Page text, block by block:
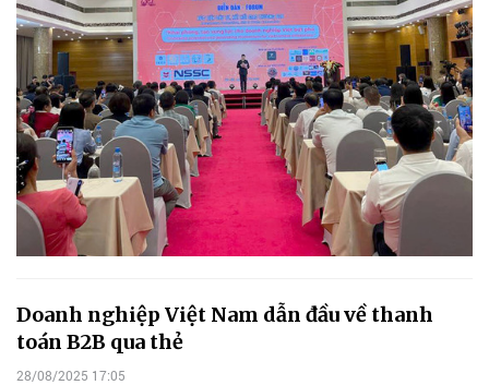
Doanh nghiệp Việt Nam dẫn đầu về thanh
toán B2B qua thẻ
28/08/2025 17:05